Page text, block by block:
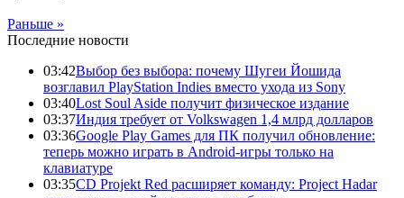
Раньше »
Последние новости
03:42Выбор без выбора: почему Шугеи Йошида
возглавил PlayStation Indies вместо ухода из Sony
03:40Lost Soul Aside получит физическое издание
03:37Индия требует от Volkswagen 1,4 млрд долларов
03:36Google Play Games для ПК получил обновление:
теперь можно играть в Android-игры только на
клавиатуре
03:35CD Projekt Red расширяет команду: Project Hadar